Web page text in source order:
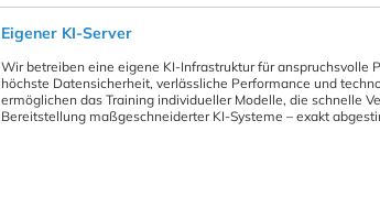
Eigener KI-Server
Wir betreiben eine eigene KI-Infrastruktur für anspruchsvolle
höchste Datensicherheit, verlässliche Performance und
ermöglichen das Training individueller Modelle, die schnelle
Bereitstellung maßgeschneiderter KI-Systeme – exakt